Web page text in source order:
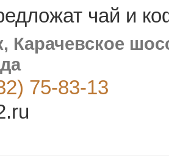
чай и
Карачевское
75-83-13